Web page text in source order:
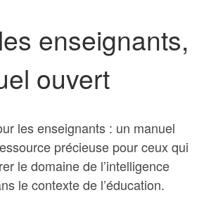
enseignants,
ouvert
les enseignants : un manuel
précieuse pour ceux qui
le domaine de l’intelligence
le contexte de l’éducation.